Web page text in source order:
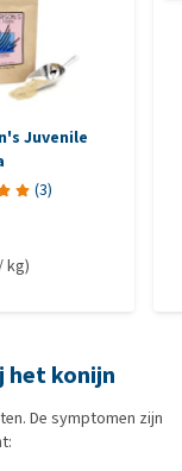
Juvenile
(3)
kg)
het konijn
De symptomen zijn